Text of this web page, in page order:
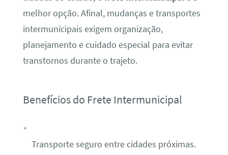
melhor opção. Afinal, mudanças e transportes
intermunicipais exigem organização,
planejamento e cuidado especial para evitar
transtornos durante o trajeto.
Benefícios do Frete Intermunicipal
Transporte seguro entre cidades próximas.